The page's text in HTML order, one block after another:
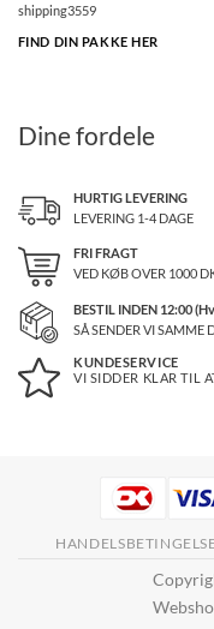
FIND DIN PAKKE HER
Dine fordele
HURTIG LEVERING
LEVERING 1-4 DAGE
FRI FRAGT
VED KØB OVER 1000
BESTIL INDEN 12:00
SÅ SENDER VI SAMME
KUNDESERVICE
VI SIDDER KLAR TIL